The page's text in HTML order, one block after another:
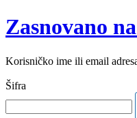
Zasnovano
Korisničko ime ili email
Šifra